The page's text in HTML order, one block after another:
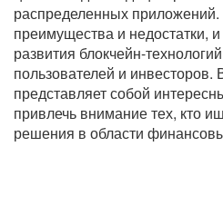
распределенных
преимущества и недостатки,
развития блокчейн-
пользователей и
представляет собой
привлечь внимание тех, кто
решения в области